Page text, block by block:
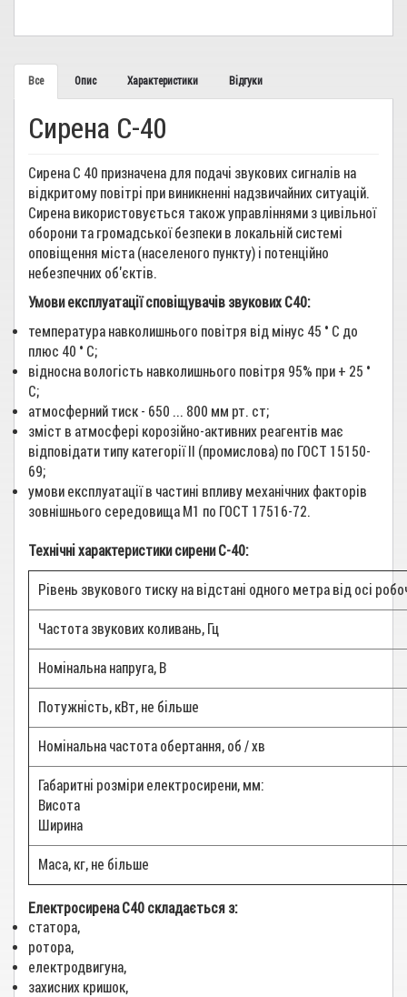
Все Опис Характеристики Відгуки
Сирена С-40
Сирена С 40 призначена для подачі звукових сигналів на
відкритому повітрі при виникненні надзвичайних ситуацій.
Сирена використовується також управліннями з цивільної
оборони та громадської безпеки в локальній системі
оповіщення міста (населеного пункту) і потенційно
небезпечних об'єктів.
Умови експлуатації сповіщувачів звукових С40:
температура навколишнього повітря від мінус 45 ° С до
плюс 40 ° С;
відносна вологість навколишнього повітря 95% при + 25 °
С;
атмосферний тиск - 650 ... 800 мм рт. ст;
зміст в атмосфері корозійно-активних реагентів має
відповідати типу категорії II (промислова) по ГОСТ 15150-
69;
умови експлуатації в частині впливу механічних факторів
зовнішнього середовища М1 по ГОСТ 17516-72.
Технічні характеристики сирени С-40:
Рівень звукового тиску на відстані одного метра від осі
Частота звукових коливань, Гц
Номінальна напруга, В
Потужність, кВт, не більше
Номінальна частота обертання, об / хв
Габаритні розміри електросирени, мм:
Висота
Ширина
Маса, кг, не більше
Електросирена С40 складається з:
статора,
ротора,
електродвигуна,
захисних кришок,